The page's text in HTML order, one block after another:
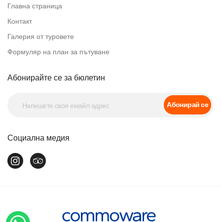
Главна страница
Контакт
Галерия от туровете
Формуляр на план за пътуване
Абонирайте се за бюлетин
Абонирай се
Социална медия